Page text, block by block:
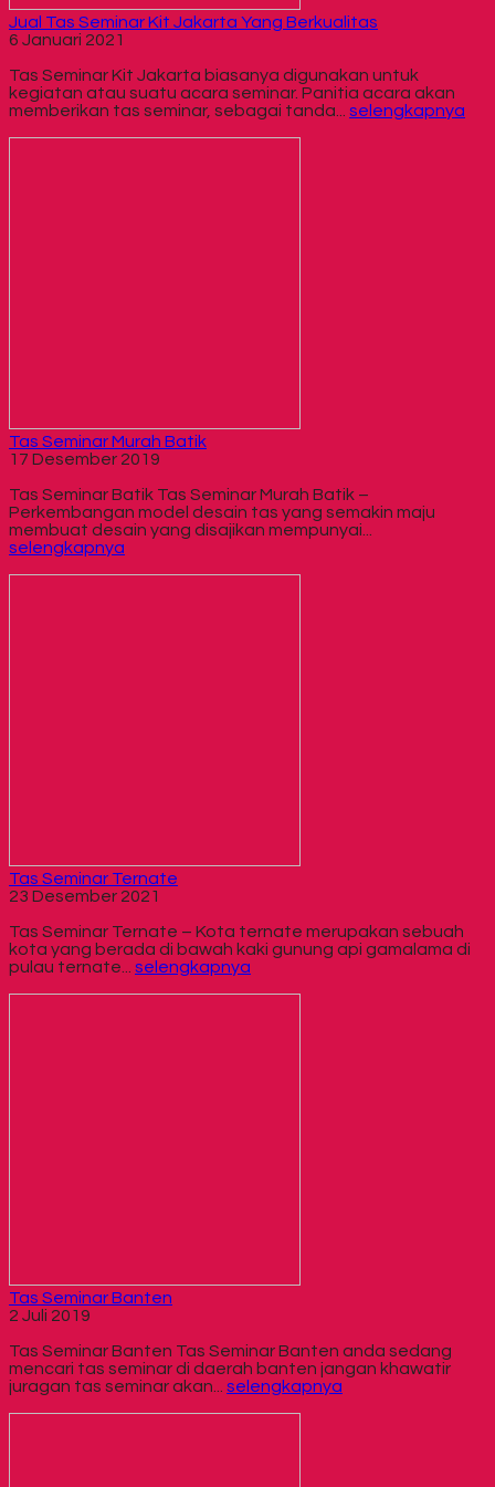
Jual Tas Seminar Kit Jakarta Yang Berkualitas
6 Januari 2021
Tas Seminar Kit Jakarta biasanya digunakan untuk
kegiatan atau suatu acara seminar. Panitia acara akan
memberikan tas seminar, sebagai tanda... selengkapnya
Tas Seminar Murah Batik
17 Desember 2019
Tas Seminar Batik Tas Seminar Murah Batik –
Perkembangan model desain tas yang semakin maju
membuat desain yang disajikan mempunyai...
selengkapnya
Tas Seminar Ternate
23 Desember 2021
Tas Seminar Ternate – Kota ternate merupakan sebuah
kota yang berada di bawah kaki gunung api gamalama di
pulau ternate... selengkapnya
Tas Seminar Banten
2 Juli 2019
Tas Seminar Banten Tas Seminar Banten anda sedang
mencari tas seminar di daerah banten jangan khawatir
juragan tas seminar akan... selengkapnya